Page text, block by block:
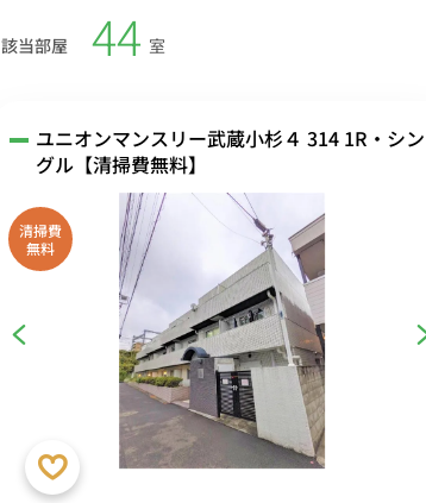
該当部屋 44 室
ユニオンマンスリー武蔵小杉４ 314 1R・シン
グル【清掃費無料】
清掃費
無料